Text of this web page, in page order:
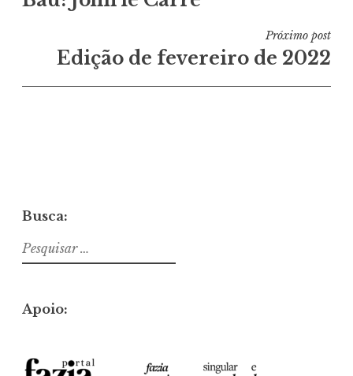
Próximo post
Edição de fevereiro de 2022
Busca:
Pesquisar
por:
Apoio: